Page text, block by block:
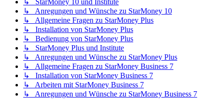
↳ StarMoney 10 und Institute
↳ Anregungen und Wünsche zu StarMoney 10
↳ Allgemeine Fragen zu StarMoney Plus
↳ Installation von StarMoney Plus
↳ Bedienung von StarMoney Plus
↳ StarMoney Plus und Institute
↳ Anregungen und Wünsche zu StarMoney Plus
↳ Allgemeine Fragen zu StarMoney Business 7
↳ Installation von StarMoney Business 7
↳ Arbeiten mit StarMoney Business 7
↳ Anregungen und Wünsche zu StarMoney Business 7